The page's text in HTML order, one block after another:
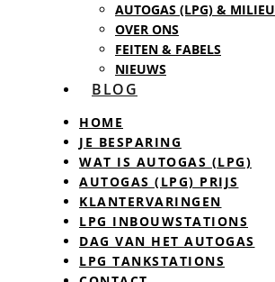
AUTOGAS (LPG) & MILIEU
OVER ONS
FEITEN & FABELS
NIEUWS
BLOG
HOME
JE BESPARING
WAT IS AUTOGAS (LPG)
AUTOGAS (LPG) PRIJS
KLANTERVARINGEN
LPG INBOUWSTATIONS
DAG VAN HET AUTOGAS
LPG TANKSTATIONS